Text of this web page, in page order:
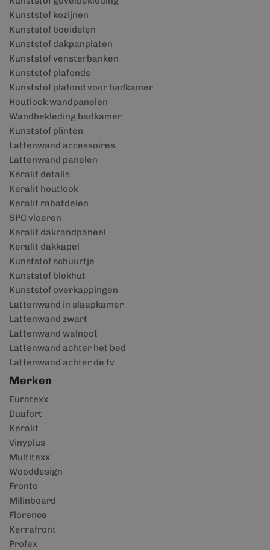
Kunststof kozijnen
Kunststof boeidelen
Kunststof dakpanplaten
Kunststof vensterbanken
Kunststof plafonds
Kunststof plafond voor badkamer
Houtlook wandpanelen
Wandbekleding badkamer
Kunststof plinten
Lattenwand accessoires
Lattenwand panelen
Keralit details
Keralit houtlook
Keralit rabatdelen
SPC vloeren
Keralit dakrandpaneel
Keralit dakkapel
Kunststof schuurtje
Kunststof blokhut
Kunststof overkappingen
Lattenwand in slaapkamer
Lattenwand zwart
Lattenwand walnoot
Lattenwand achter het bed
Lattenwand achter de tv
Merken
Eurotexx
Duafort
Keralit
Vinyplus
Multitexx
Wooddesign
Fronto
Milinboard
Florence
Kerrafront
Profex